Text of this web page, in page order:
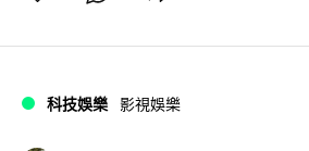
科技娛樂 影視娛樂